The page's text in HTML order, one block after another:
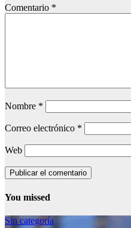
Comentario *
Nombre *
Correo electrónico *
Web
You missed
Sin categoría